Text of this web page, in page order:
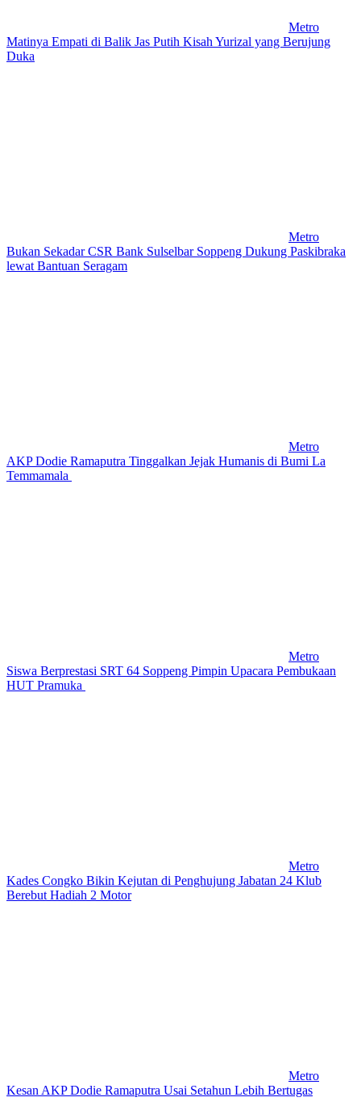
Metro
Matinya Empati di Balik Jas Putih Kisah Yurizal yang Berujung
Duka
Metro
Bukan Sekadar CSR Bank Sulselbar Soppeng Dukung Paskibraka
lewat Bantuan Seragam
Metro
AKP Dodie Ramaputra Tinggalkan Jejak Humanis di Bumi La
Temmamala
Metro
Siswa Berprestasi SRT 64 Soppeng Pimpin Upacara Pembukaan
HUT Pramuka
Metro
Kades Congko Bikin Kejutan di Penghujung Jabatan 24 Klub
Berebut Hadiah 2 Motor
Metro
Kesan AKP Dodie Ramaputra Usai Setahun Lebih Bertugas